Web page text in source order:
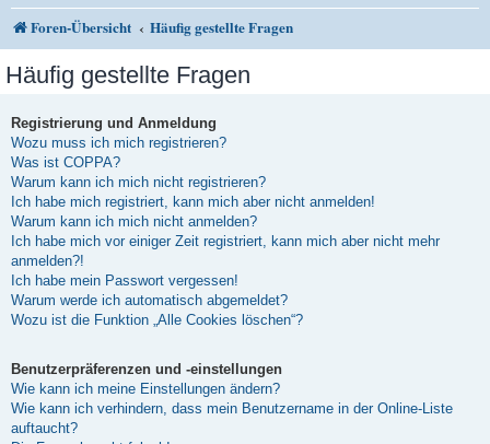
Foren-Übersicht Häufig gestellte Fragen
Häufig gestellte Fragen
Registrierung und Anmeldung
Wozu muss ich mich registrieren?
Was ist COPPA?
Warum kann ich mich nicht registrieren?
Ich habe mich registriert, kann mich aber nicht anmelden!
Warum kann ich mich nicht anmelden?
Ich habe mich vor einiger Zeit registriert, kann mich aber nicht mehr
anmelden?!
Ich habe mein Passwort vergessen!
Warum werde ich automatisch abgemeldet?
Wozu ist die Funktion „Alle Cookies löschen“?
Benutzerpräferenzen und -einstellungen
Wie kann ich meine Einstellungen ändern?
Wie kann ich verhindern, dass mein Benutzername in der Online-Liste
auftaucht?